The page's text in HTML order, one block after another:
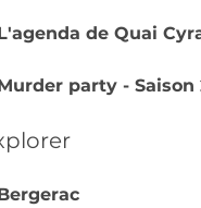
de Quai
party - Saison
vous propose
vos réflexes et
aux jeux
interactifs ou le
tous les goûts et
retour à Quai
fantôme du